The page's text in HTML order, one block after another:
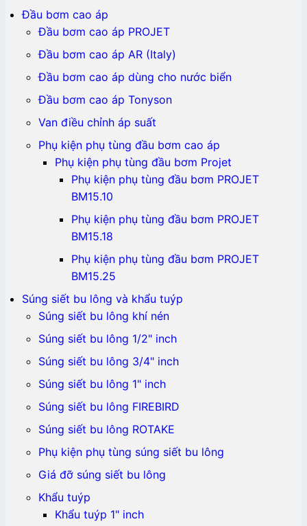
Đầu bơm cao áp
Đầu bơm cao áp PROJET
Đầu bơm cao áp AR (Italy)
Đầu bơm cao áp dùng cho nước biển
Đầu bơm cao áp Tonyson
Van điều chỉnh áp suất
Phụ kiện phụ tùng đầu bơm cao áp
Phụ kiện phụ tùng đầu bơm Projet
Phụ kiện phụ tùng đầu bơm PROJET
BM15.10
Phụ kiện phụ tùng đầu bơm PROJET
BM15.18
Phụ kiện phụ tùng đầu bơm PROJET
BM15.25
Súng siết bu lông và khẩu tuýp
Súng siết bu lông khí nén
Súng siết bu lông 1/2" inch
Súng siết bu lông 3/4" inch
Súng siết bu lông 1" inch
Súng siết bu lông FIREBIRD
Súng siết bu lông ROTAKE
Phụ kiện phụ tùng súng siết bu lông
Giá đỡ súng siết bu lông
Khẩu tuýp
Khẩu tuýp 1" inch